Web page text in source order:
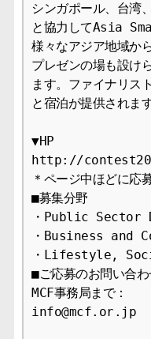
シンガポール、台湾
と協力してAsia
様々なアジア地域か
プレゼンの場も設け
ます。ファイナリス
と宿泊が提供されます
▼HP
http://
＊ページ中ほどに応
■募集分野
・Public Sector
・Business and
・Lifestyle,
■ご応募のお問い合
MCF事務局まで：
info@mcf.or.jp